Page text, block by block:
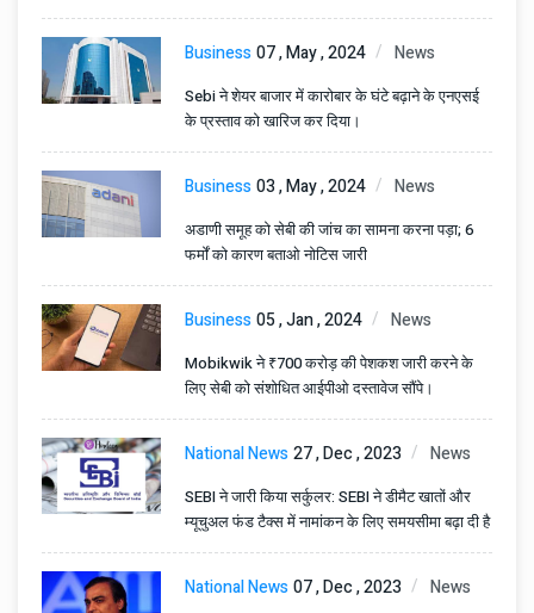
Business07 , May , 2024 News
Sebi ने शेयर बाजार में कारोबार के घंटे बढ़ाने के एनएसई
के प्रस्ताव को खारिज कर दिया।
Business03 , May , 2024 News
अडाणी समूह को सेबी की जांच का सामना करना पड़ा; 6
फर्मों को कारण बताओ नोटिस जारी
Business05 , Jan , 2024 News
Mobikwik ने ₹700 करोड़ की पेशकश जारी करने के
लिए सेबी को संशोधित आईपीओ दस्तावेज सौंपे।
National News27 , Dec , 2023 News
SEBI ने जारी किया सर्कुलर: SEBI ने डीमैट खातों और
म्यूचुअल फंड टैक्स में नामांकन के लिए समयसीमा बढ़ा दी है
National News07 , Dec , 2023 News